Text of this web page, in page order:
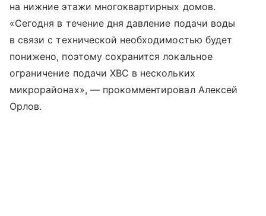
на нижние этажи многоквартирных домов.
«Сегодня в течение дня давление подачи воды
в связи с технической необходимостью будет
понижено, поэтому сохранится локальное
ограничение подачи ХВС в нескольких
микрорайонах», — прокомментировал Алексей
Орлов.